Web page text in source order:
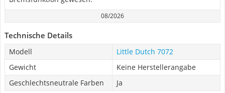
08/2026
Technische Details
Modell
Little Dutch 7072
Gewicht
Keine Herstellerangabe
Geschlechtsneutrale Farben
Ja